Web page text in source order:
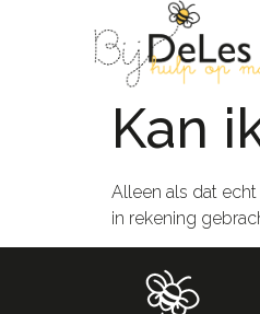
Kan
Alleen als dat
in rekening